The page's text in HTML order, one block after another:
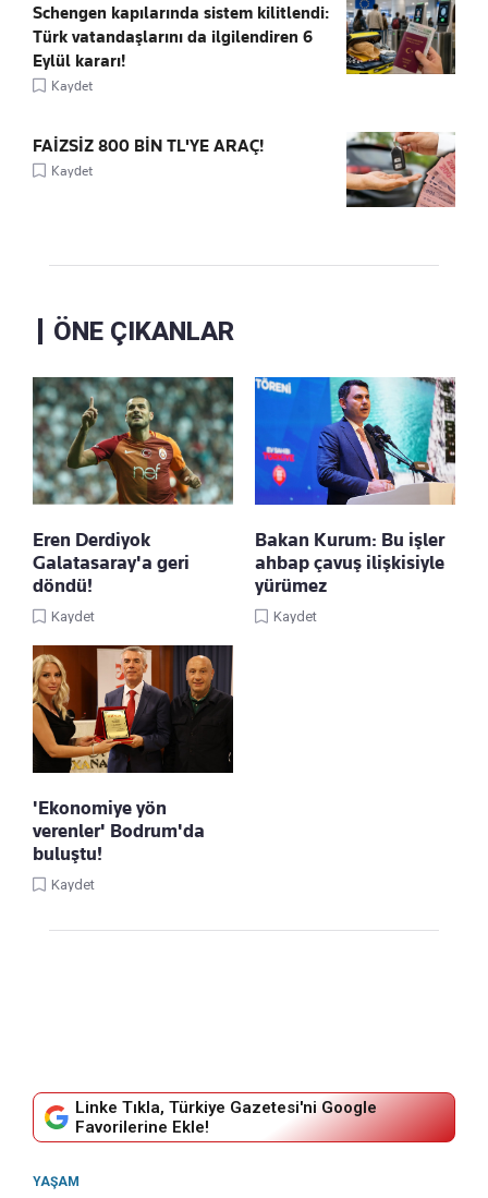
Schengen kapılarında sistem kilitlendi:
Türk vatandaşlarını da ilgilendiren 6
Eylül kararı!
Kaydet
FAİZSİZ 800 BİN TL'YE ARAÇ!
Kaydet
ÖNE ÇIKANLAR
Eren Derdiyok
Galatasaray'a geri
döndü!
Kaydet
Bakan Kurum: Bu işler
ahbap çavuş ilişkisiyle
yürümez
Kaydet
'Ekonomiye yön
verenler' Bodrum'da
buluştu!
Kaydet
Linke Tıkla, Türkiye Gazetesi'ni Google
Favorilerine Ekle!
YAŞAM